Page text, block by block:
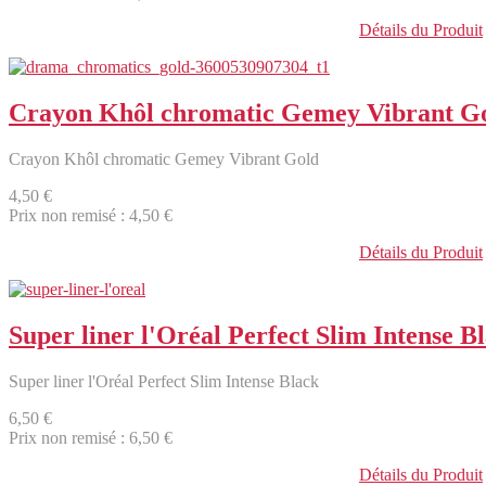
Détails du Produit
Crayon Khôl chromatic Gemey Vibrant
Crayon Khôl chromatic Gemey Vibrant Gold
4,50 €
Prix non remisé : 4,50 €
Détails du Produit
Super liner l'Oréal Perfect Slim Intense
Super liner l'Oréal Perfect Slim Intense Black
6,50 €
Prix non remisé : 6,50 €
Détails du Produit